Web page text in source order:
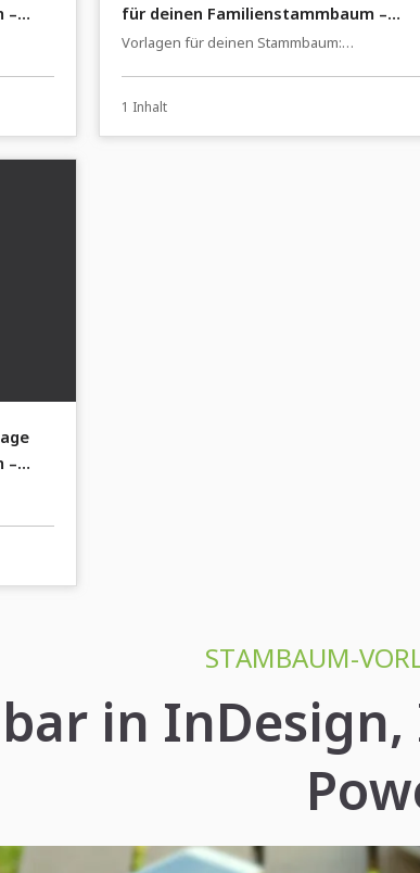
–
für deinen Familienstammbaum –
moderne Zeichnung unter
Vorlagen für deinen Stammbaum:
1 Inhalt
–
STAMBAUM-
in